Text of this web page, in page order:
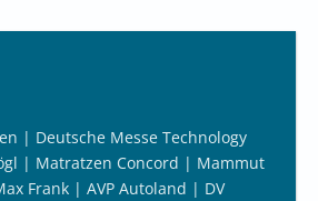
| Deutsche Messe Technology
| Matratzen Concord | Mammut
Frank | AVP Autoland | DV